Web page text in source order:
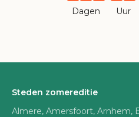
Dagen Uur
Steden zomereditie
Almere, Amersfoort, Arnhem,